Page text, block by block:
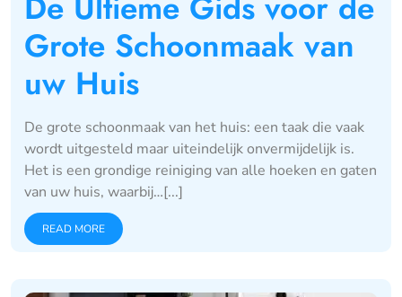
Grote Schoonmaak van
uw Huis
De grote schoonmaak van het huis: een taak die vaak
wordt uitgesteld maar uiteindelijk onvermijdelijk is.
Het is een grondige reiniging van alle hoeken en gaten
van uw huis, waarbij…[...]
READ MORE